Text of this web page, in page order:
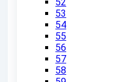
52
53
54
55
56
57
58